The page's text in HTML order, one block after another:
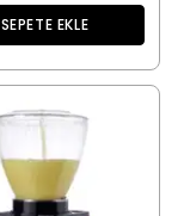
SEPETE EKLE